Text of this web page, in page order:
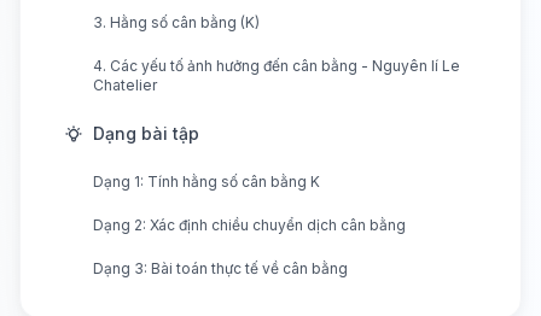
3. Hằng số cân bằng (K)
4. Các yếu tố ảnh hưởng đến cân bằng - Nguyên lí Le
Chatelier
Dạng bài tập
Dạng 1: Tính hằng số cân bằng K
Dạng 2: Xác định chiều chuyển dịch cân bằng
Dạng 3: Bài toán thực tế về cân bằng